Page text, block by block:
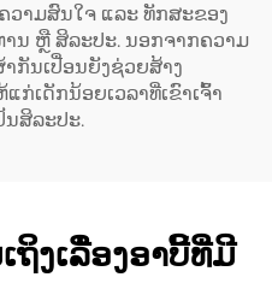
ວາມສົນໃຈ ແລະ ທັກສະຂອງ
ານ ຫຼື ສິລະປະ. ນອກຈາກຄວາມ
ກັນເປື່ອນຍັງຊ່ວຍສ້າງ
ກ່ເດັກນ້ອຍເວລາທີ່ເຂົາເຈົ້າ
ນສິລະປະ.
ຖິງເລື່ອງອາບີ້ທີ່ມີ